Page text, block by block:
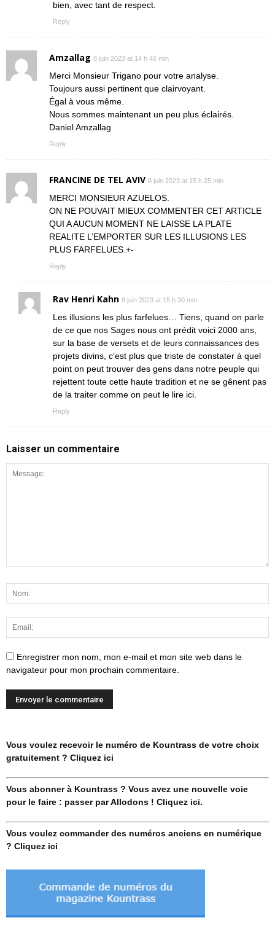
bien, avec tant de respect.
Reply
Amzallag 8 juin 2023 at 14 h 46 min
Merci Monsieur Trigano pour votre analyse.
Toujours aussi pertinent que clairvoyant.
Égal à vous même.
Nous sommes maintenant un peu plus éclairés.
Daniel Amzallag
Reply
FRANCINE DE TEL AVIV 8 juin 2023 at 15 h 25 min
MERCI MONSIEUR AZUELOS.
ON NE POUVAIT MIEUX COMMENTER CET ARTICLE
QUI A AUCUN MOMENT NE LAISSE LA PLATE
REALITE L’EMPORTER SUR LES ILLUSIONS LES
PLUS FARFELUES.+-
Reply
Rav Henri Kahn 8 juin 2023 at 15 h 30 min
Les illusions les plus farfelues… Tiens, quand on parle
de ce que nos Sages nous ont prédit voici 2000 ans,
sur la base de versets et de leurs connaissances des
projets divins, c’est plus que triste de constater à quel
point on peut trouver des gens dans notre peuple qui
rejettent toute cette haute tradition et ne se gênent pas
de la traiter comme on peut le lire ici.
Reply
Laisser un commentaire
Enregistrer mon nom, mon e-mail et mon site web dans le
navigateur pour mon prochain commentaire.
Vous voulez recevoir le numéro de Kountrass de votre choix
gratuitement ? Cliquez ici
Vous abonner à Kountrass ? Vous avez une nouvelle voie
pour le faire : passer par Allodons ! Cliquez ici.
Vous voulez commander des numéros anciens en numérique
? Cliquez ici